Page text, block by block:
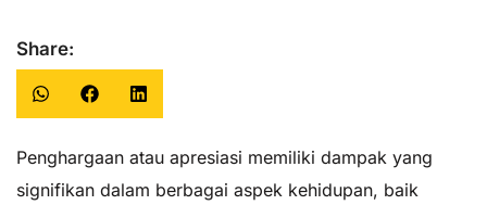
Share:
Penghargaan atau apresiasi memiliki dampak yang
signifikan dalam berbagai aspek kehidupan, baik